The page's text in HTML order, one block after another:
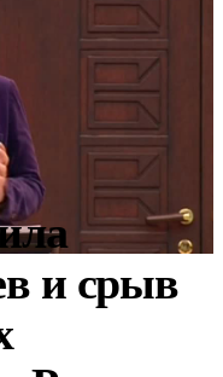
и срыв